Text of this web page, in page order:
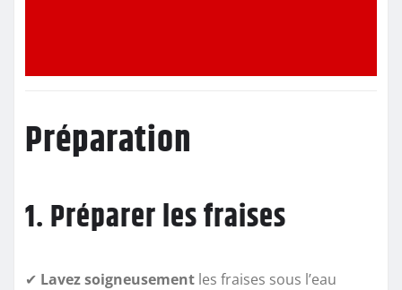
Préparation
1. Préparer les fraises
✔ Lavez soigneusement les fraises sous l’eau